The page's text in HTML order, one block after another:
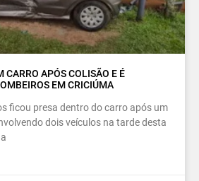
CARRO APÓS COLISÃO E É
EM CRICIÚMA
ficou presa dentro do carro após um
dois veículos na tarde desta